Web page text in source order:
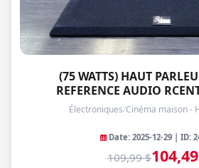
(75 WATTS) HAUT
REFERENCE AUDIO
Électroniques/Cinéma maison -
Date: 2025-12-29 | ID:
109,99 $